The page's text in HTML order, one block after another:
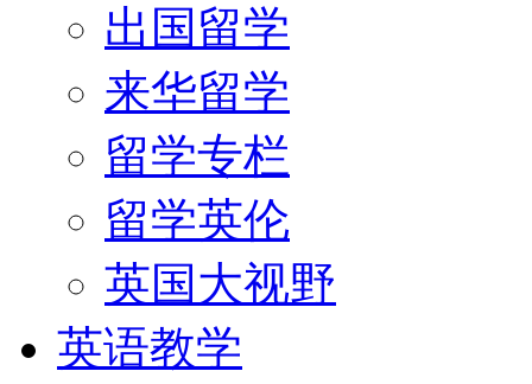
出国留学
来华留学
留学专栏
留学英伦
英国大视野
英语教学